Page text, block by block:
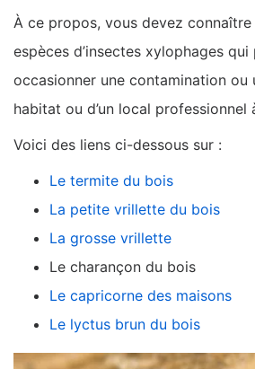
À ce propos, vous devez
espèces d’insectes xylophages qui
occasionner une contamination ou
habitat ou d’un local professionnel
Voici des liens ci-dessous sur :
Le termite du bois
La petite vrillette du bois
La grosse vrillette
Le charançon du bois
Le capricorne des maisons
Le lyctus brun du bois